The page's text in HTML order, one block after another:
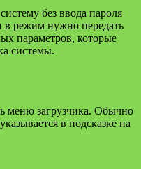
без ввода пароля
в режим нужно передать
параметров, которые
системы.
меню загрузчика. Обычно
в подсказке на